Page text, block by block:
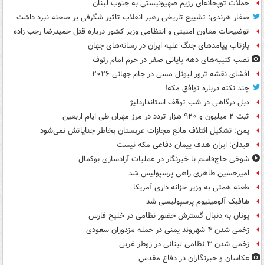
حملات توپخانه‌ای رژیم صهیونیستی به جنوب لبنان
صفار هرندی: تشییع تاریخی رهبر انقلاب تاثیر شگرفی بر صحنه نبرد داشت
توضیحات معاون امنیتی و انتظامی وزیر کشور درباره قتل حمیدرضا رجب زاده
بازتاب پیامدهای جنگ علیه ایران در رسانه‌های جهان
نصب کتیبه‌های دهه پایانی صفر در حرم امام رئوف
افشای نقشه ترور لیونل مسی در جام جهانی ۲۰۲۶
چند نکته درباره توافق مکه!
دبل درگاهی در شب توقف استانداردلیژ
ثبت ۲ میلیون و ۹۲۰ هزار تردد در مرز مهران طی ایام اربعین
یمن: تشکیل ائتلاف مانع مجازات عربستان بخاطر جنایاتش نمی‌شود
فیدان: ایران هدف پیمان دفاعی مکه نیست
شوخی حاج‌قاسم با خبرنگار در عملیات آزادسازی بوکمال
امیرحسین طاهری راهی پرسپولیس شد
طعنه همتی به وزیر خزانه داری آمریکا
هافبک آلومینیوم پرسپولیسی شد
یونان به دنبال گسترش حضور نظامی در خلیج فارس
زخمی شدن ۴ شهروند یمنی در حمله مزدوران سعودی
زخمی شدن ۳ نظامی لبنانی در زوطر غربی
عکاسان و خبرنگاران در دفاع مقدس